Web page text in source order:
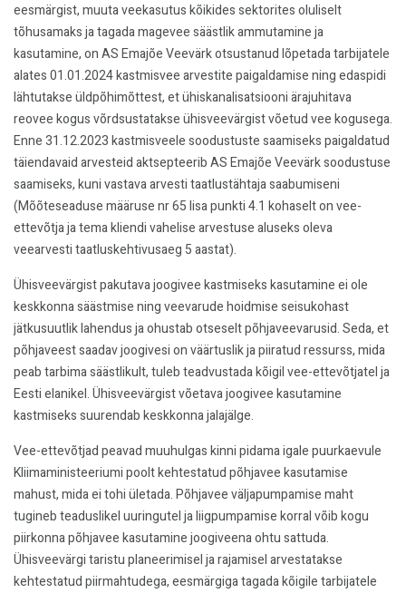
eesmärgist, muuta veekasutus kõikides sektorites oluliselt
tõhusamaks ja tagada magevee säästlik ammutamine ja
kasutamine, on AS Emajõe Veevärk otsustanud lõpetada tarbijatele
alates 01.01.2024 kastmisvee arvestite paigaldamise ning edaspidi
lähtutakse üldpõhimõttest, et ühiskanalisatsiooni ärajuhitava
reovee kogus võrdsustatakse ühisveevärgist võetud vee kogusega.
Enne 31.12.2023 kastmisveele soodustuste saamiseks paigaldatud
täiendavaid arvesteid aktsepteerib AS Emajõe Veevärk soodustuse
saamiseks, kuni vastava arvesti taatlustähtaja saabumiseni
(Mõõteseaduse määruse nr 65 lisa punkti 4.1 kohaselt on vee-
ettevõtja ja tema kliendi vahelise arvestuse aluseks oleva
veearvesti taatluskehtivusaeg 5 aastat).
Ühisveevärgist pakutava joogivee kastmiseks kasutamine ei ole
keskkonna säästmise ning veevarude hoidmise seisukohast
jätkusuutlik lahendus ja ohustab otseselt põhjaveevarusid. Seda, et
põhjaveest saadav joogivesi on väärtuslik ja piiratud ressurss, mida
peab tarbima säästlikult, tuleb teadvustada kõigil vee-ettevõtjatel ja
Eesti elanikel. Ühisveevärgist võetava joogivee kasutamine
kastmiseks suurendab keskkonna jalajälge.
Vee-ettevõtjad peavad muuhulgas kinni pidama igale puurkaevule
Kliimaministeeriumi poolt kehtestatud põhjavee kasutamise
mahust, mida ei tohi ületada. Põhjavee väljapumpamise maht
tugineb teaduslikel uuringutel ja liigpumpamise korral võib kogu
piirkonna põhjavee kasutamine joogiveena ohtu sattuda.
Ühisveevärgi taristu planeerimisel ja rajamisel arvestatakse
kehtestatud piirmahtudega, eesmärgiga tagada kõigile tarbijatele